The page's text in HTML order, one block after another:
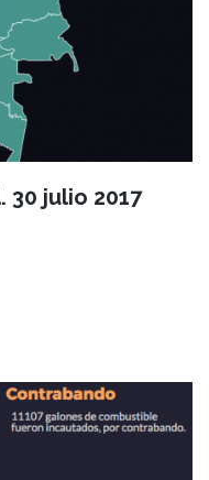
30 julio 2017